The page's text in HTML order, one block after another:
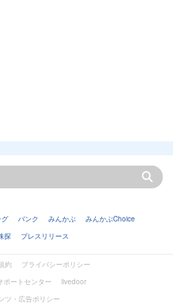
バンク みんかぶ
みんかぶChoice
探 プレスリリース
約
プライバシーポリシー
ポートセンター
livedoor
ツ・広告ポリシー